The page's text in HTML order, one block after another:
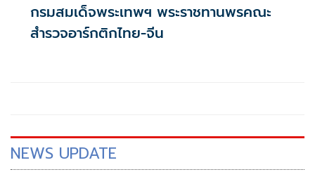
กรมสมเด็จพระเทพฯ พระราชทานพรคณะ
สำรวจอาร์กติกไทย-จีน
NEWS UPDATE